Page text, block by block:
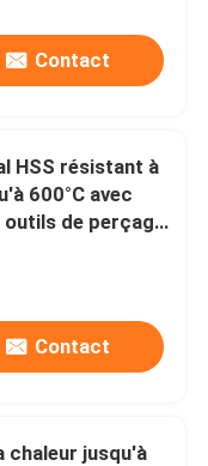
Contact
HSS résistant à
600°C avec
de perçage
Contact
chaleur jusqu'à